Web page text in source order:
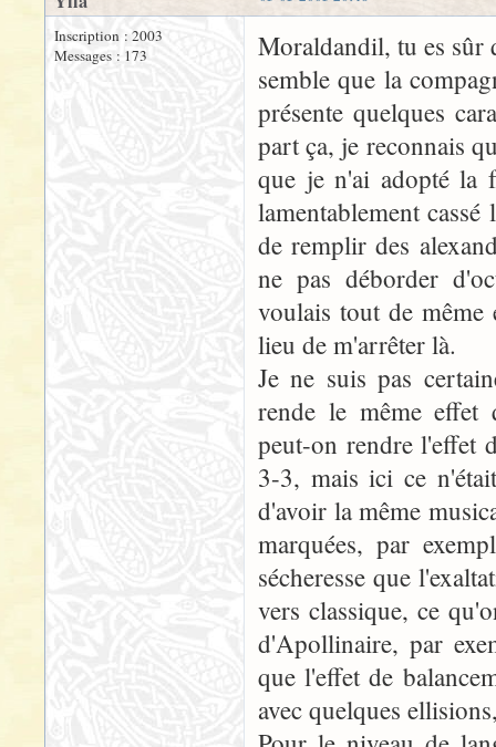
Inscription : 2003
Messages : 173
Moraldandil, tu es sûr
semble que la
présente quelques
part ça, je reconnais
que je n'ai adopté la
lamentablement
de remplir des
ne pas déborder
voulais tout de même
lieu de m'arrêter là.
Je ne suis pas
rende le même effet
peut-on rendre l'effet
3-3, mais ici ce
d'avoir la même
marquées, par
sécheresse que
vers classique, ce
d'Apollinaire, par
que l'effet de
avec quelques